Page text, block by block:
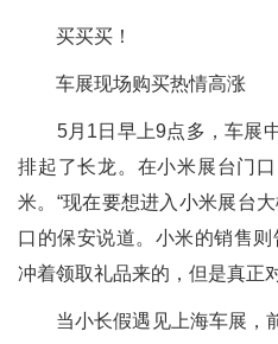
买买买！
车展现场购买热情高涨
5月1日早上9点多，车展中
排起了长龙。在小米展台门
米。“现在要想进入小米展台
口的保安说道。小米的销售
冲着领取礼品来的，但是真正
当小长假遇见上海车展，